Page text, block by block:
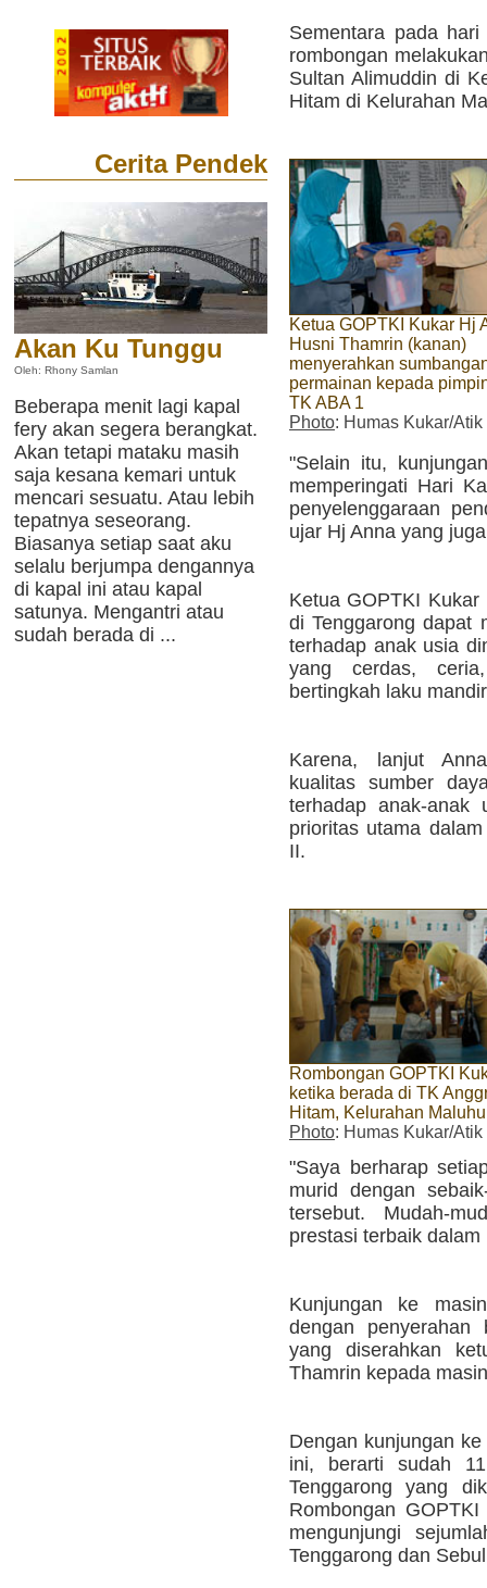
Cerita Pendek
Akan Ku Tunggu
Oleh: Rhony Samlan
Beberapa menit lagi kapal
fery akan segera berangkat.
Akan tetapi mataku masih
saja kesana kemari untuk
mencari sesuatu. Atau lebih
tepatnya seseorang.
Biasanya setiap saat aku
selalu berjumpa dengannya
di kapal ini atau kapal
satunya. Mengantri atau
sudah berada di ...
Sementara pada
rombongan
Sultan Alimuddin di
Hitam di Kelurahan
Ketua GOPTKI Kukar Hj
Husni Thamrin (kanan)
menyerahkan
permainan kepada
TK ABA 1
Photo: Humas Kukar/Atik
"Selain itu,
memperingati Hari
penyelenggaraan
ujar Hj Anna yang
Ketua GOPTKI
di Tenggarong dapat
terhadap anak usia
yang cerdas,
bertingkah laku
Karena, lanjut
kualitas sumber
terhadap anak-anak
prioritas utama
II.
Rombongan GOPTKI
ketika berada di TK
Hitam, Kelurahan Maluhu
Photo: Humas Kukar/Atik
"Saya berharap
murid dengan
tersebut. Mudah-
prestasi terbaik
Kunjungan ke
dengan penyerahan
yang diserahkan
Thamrin kepada
Dengan kunjungan
ini, berarti sudah
Tenggarong yang
Rombongan
mengunjungi
Tenggarong dan